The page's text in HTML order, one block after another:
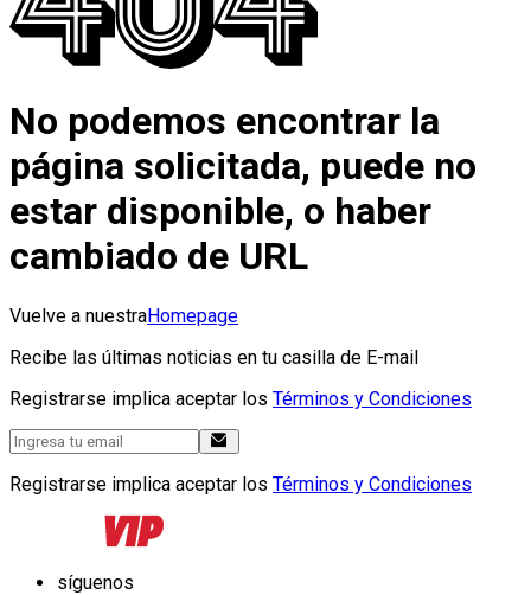
No podemos encontrar la
página solicitada, puede no
estar disponible, o haber
cambiado de URL
Vuelve a nuestraHomepage
Recibe las últimas noticias en tu casilla de E-mail
Registrarse implica aceptar los Términos y Condiciones
Registrarse implica aceptar los Términos y Condiciones
síguenos